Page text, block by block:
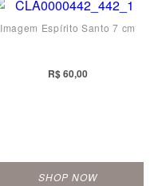
Imagem Espírito Santo 7 cm
R$ 60,00
SHOP NOW